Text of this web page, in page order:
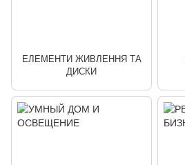
ЕЛЕМЕНТИ ЖИВЛЕННЯ ТА
ДИСКИ